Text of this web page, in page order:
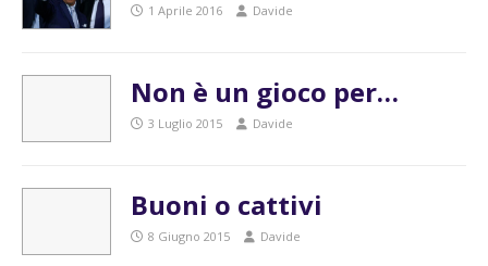
1 Aprile 2016 Davide
Non è un gioco per…
3 Luglio 2015 Davide
Buoni o cattivi
8 Giugno 2015 Davide